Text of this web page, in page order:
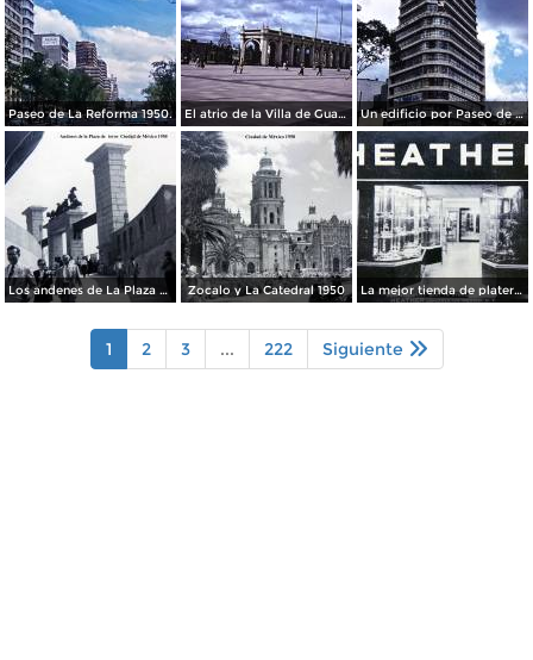
Paseo de La Reforma 1950. El atrio de la Villa de Guadalupe 1950. Un edificio por Paseo de La Reforma 1950
Los andenes de La Plaza de toros Ciudad de México 1950 Zocalo y La Catedral 1950 La mejor tienda de plateria.
1 2 3 ... 222 Siguiente